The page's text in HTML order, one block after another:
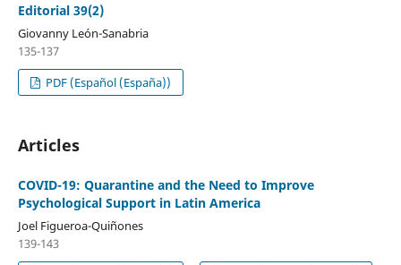
Editorial 39(2)
Giovanny León-Sanabria
135-137
PDF (Español (España))
Articles
COVID-19: Quarantine and the Need to Improve
Psychological Support in Latin America
Joel Figueroa-Quiñones
139-143